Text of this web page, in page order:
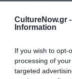
CultureNow.gr -
Information
If you wish to opt-
processing of
targeted
ταυτιστεί με το
συνομιλήσει με
αυτές να
χρόνο. Μικρό
για την